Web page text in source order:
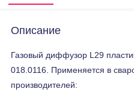
Описание
Газовый диффузор L29
018.0116. Применяется в
производителей: